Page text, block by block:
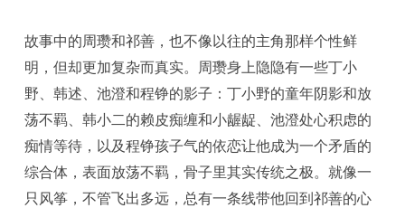
故事中的周瓒和祁善，也不像以往的主角那样个性鲜
明，但却更加复杂而真实。周瓒身上隐隐有一些丁小
野、韩述、池澄和程铮的影子：丁小野的童年阴影和放
荡不羁、韩小二的赖皮痴缠和小龌龊、池澄处心积虑的
痴情等待，以及程铮孩子气的依恋让他成为一个矛盾的
综合体，表面放荡不羁，骨子里其实传统之极。就像一
只风筝，不管飞出多远，总有一条线带他回到祁善的心